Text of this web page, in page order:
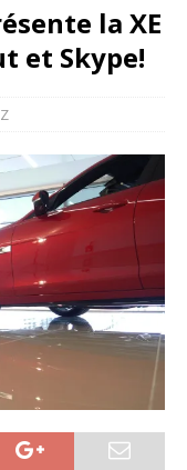
la XE
et Skype!